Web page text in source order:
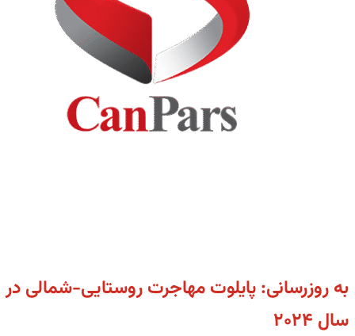
به روزرسانی‌‌: پایلوت مهاجرت روستایی-شمالی در
سال ۲۰۲۴